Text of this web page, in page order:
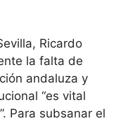
Ricardo
la falta de
andaluza y
“es vital
Para subsanar el